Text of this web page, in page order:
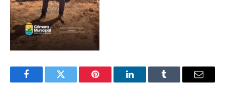
FacebookTwitter Pinterest LinkedInTumblr Email